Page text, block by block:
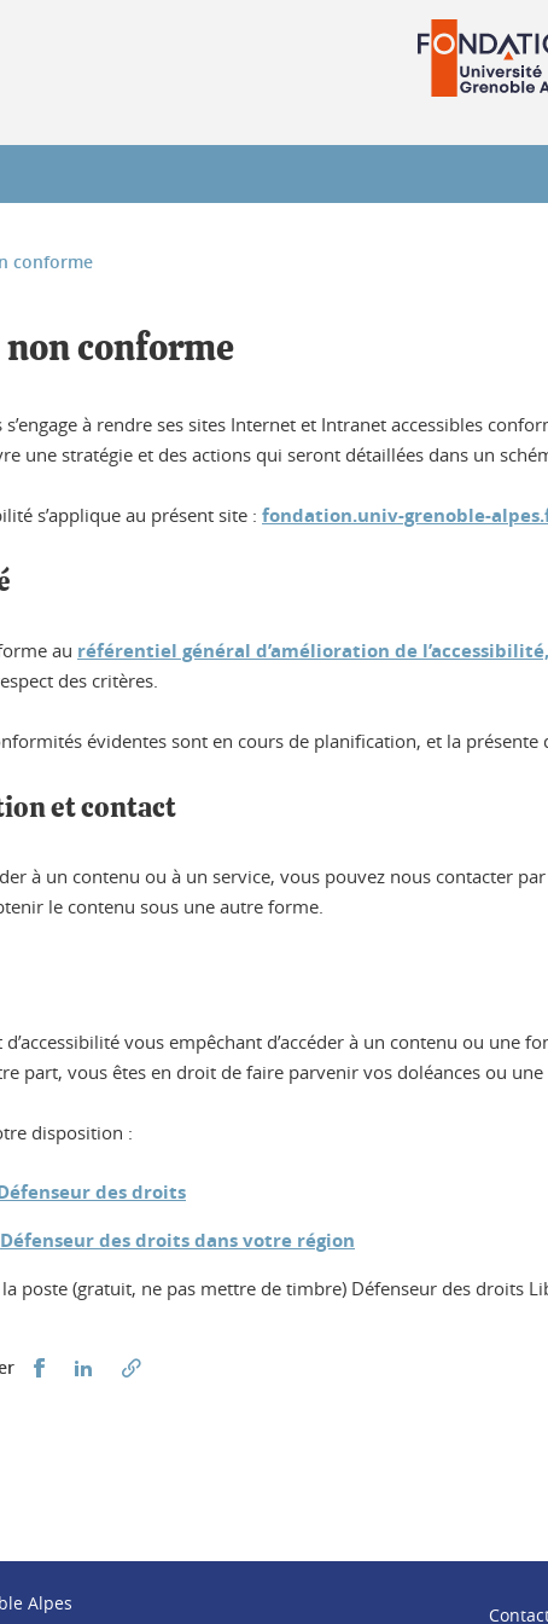
conforme
conforme
s’engage à rendre ses sites Internet et Intranet accessibles
une stratégie et des actions qui seront détaillées dans un
s’applique au présent site : fondation.univ-grenoble-
au référentiel général d’amélioration de l’accessibilité,
des critères.
évidentes sont en cours de planification, et la présente
et contact
à un contenu ou à un service, vous pouvez nous contacter
le contenu sous une autre forme.
vous empêchant d’accéder à un contenu ou
part, vous êtes en droit de faire parvenir vos doléances ou
disposition :
des droits
Défenseur des droits dans votre région
poste (gratuit, ne pas mettre de timbre) Défenseur des droits
Partager sur Facebook
Partager sur LinkedIn
Alpes